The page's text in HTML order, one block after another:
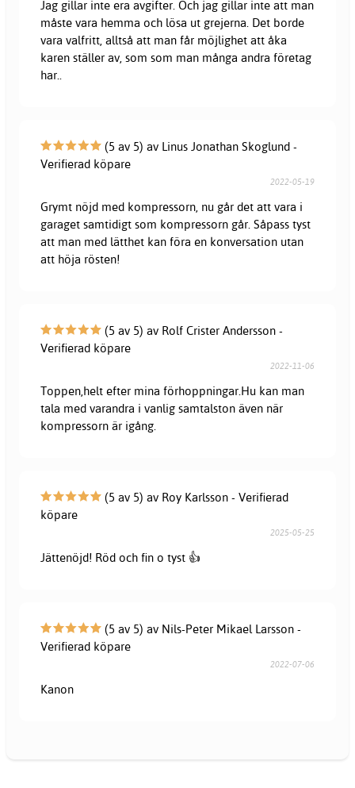
Jag gillar inte era avgifter. Och jag gillar inte att man
måste vara hemma och lösa ut grejerna. Det borde
vara valfritt, alltså att man får möjlighet att åka
karen ställer av, som som man många andra företag
har..
(5 av 5) av Linus Jonathan Skoglund -
Verifierad köpare
2022-05-19
Grymt nöjd med kompressorn, nu går det att vara i
garaget samtidigt som kompressorn går. Såpass tyst
att man med lätthet kan föra en konversation utan
att höja rösten!
(5 av 5) av Rolf Crister Andersson -
Verifierad köpare
2022-11-06
Toppen,helt efter mina förhoppningar.Hu kan man
tala med varandra i vanlig samtalston även när
kompressorn är igång.
(5 av 5) av Roy Karlsson - Verifierad
köpare
2025-05-25
Jättenöjd! Röd och fin o tyst 👍
(5 av 5) av Nils-Peter Mikael Larsson -
Verifierad köpare
2022-07-06
Kanon